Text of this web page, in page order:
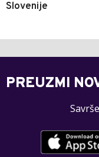
Slovenije
PREUZMI